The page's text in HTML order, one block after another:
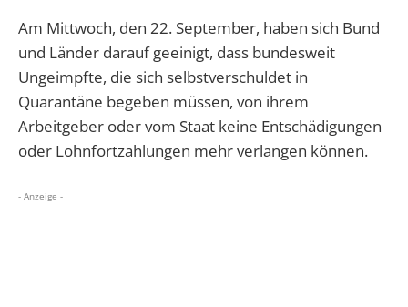
Am Mittwoch, den 22. September, haben sich Bund
und Länder darauf geeinigt, dass bundesweit
Ungeimpfte, die sich selbstverschuldet in
Quarantäne begeben müssen, von ihrem
Arbeitgeber oder vom Staat keine Entschädigungen
oder Lohnfortzahlungen mehr verlangen können.
- Anzeige -